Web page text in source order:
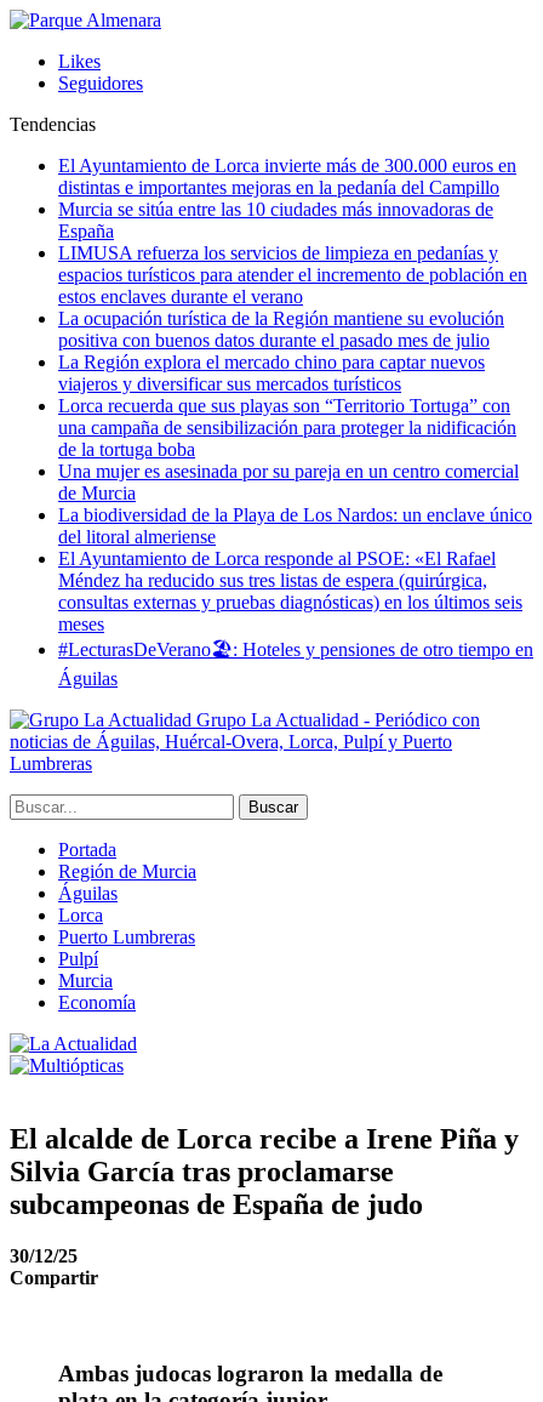
Likes
Seguidores
Tendencias
El Ayuntamiento de Lorca invierte más de 300.000 euros en
distintas e importantes mejoras en la pedanía del Campillo
Murcia se sitúa entre las 10 ciudades más innovadoras de
España
LIMUSA refuerza los servicios de limpieza en pedanías y
espacios turísticos para atender el incremento de población en
estos enclaves durante el verano
La ocupación turística de la Región mantiene su evolución
positiva con buenos datos durante el pasado mes de julio
La Región explora el mercado chino para captar nuevos
viajeros y diversificar sus mercados turísticos
Lorca recuerda que sus playas son “Territorio Tortuga” con
una campaña de sensibilización para proteger la nidificación
de la tortuga boba
Una mujer es asesinada por su pareja en un centro comercial
de Murcia
La biodiversidad de la Playa de Los Nardos: un enclave único
del litoral almeriense
El Ayuntamiento de Lorca responde al PSOE: «El Rafael
Méndez ha reducido sus tres listas de espera (quirúrgica,
consultas externas y pruebas diagnósticas) en los últimos seis
meses
#LecturasDeVerano🏖: Hoteles y pensiones de otro tiempo en
Águilas
Grupo La Actualidad - Periódico con
noticias de Águilas, Huércal-Overa, Lorca, Pulpí y Puerto
Lumbreras
Portada
Región de Murcia
Águilas
Lorca
Puerto Lumbreras
Pulpí
Murcia
Economía
El alcalde de Lorca recibe a Irene Piña y
Silvia García tras proclamarse
subcampeonas de España de judo
30/12/25
Compartir
Ambas judocas lograron la medalla de